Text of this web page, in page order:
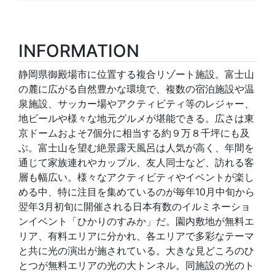
INFORMATION
静岡県御殿場市に位置する複合リゾート施設。富士山
の麓に広がる自然豊かな環境で、複数の宿泊施設や温
泉施設、サッカー場やアクティビティ等のレジャー、
地ビールや様々な地元グルメが堪能できる。広さは東
京ドームおよそ7個分に相当する約９万８千坪にも及
ぶ。富士山を望む絶景露天風呂は人気が高く、年間を
通じて家族連れやカップル、友人同士など、訪れる客
層も幅広い。様々なアクティビティやイベントが楽し
める中、特に注目を集めているのが毎年10月中旬から
翌年3月初旬に開催される日本有数のイルミネーショ
ンイベント「ひかりのすみか」だ。園内敷地が無料エ
リア、有料エリアに分かれ、各エリアで多彩なテーマ
と共に光の演出が施されている。大きな見どころのひ
とつが無料エリアの光の大トンネル。同施設の光のト